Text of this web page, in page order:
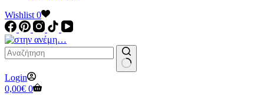
Wishlist 0
No
results
Login
Καλάθι
0,00€ 0